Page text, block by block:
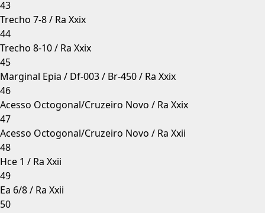
43
Trecho 7-8 / Ra Xxix
44
Trecho 8-10 / Ra Xxix
45
Marginal Epia / Df-003 / Br-450 / Ra Xxix
46
Acesso Octogonal/Cruzeiro Novo / Ra Xxix
47
Acesso Octogonal/Cruzeiro Novo / Ra Xxii
48
Hce 1 / Ra Xxii
49
Ea 6/8 / Ra Xxii
50